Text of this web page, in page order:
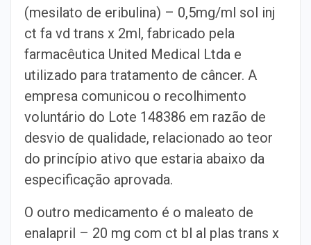
(mesilato de eribulina) – 0,5mg/ml sol inj
ct fa vd trans x 2ml, fabricado pela
farmacêutica United Medical Ltda e
utilizado para tratamento de câncer. A
empresa comunicou o recolhimento
voluntário do Lote 148386 em razão de
desvio de qualidade, relacionado ao teor
do princípio ativo que estaria abaixo da
especificação aprovada.
O outro medicamento é o maleato de
enalapril – 20 mg com ct bl al plas trans x